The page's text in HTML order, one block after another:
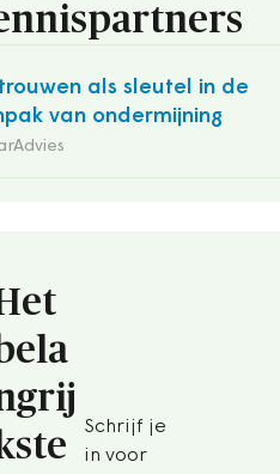
als sleutel in de
van ondermijning
Schrijf je
in voor